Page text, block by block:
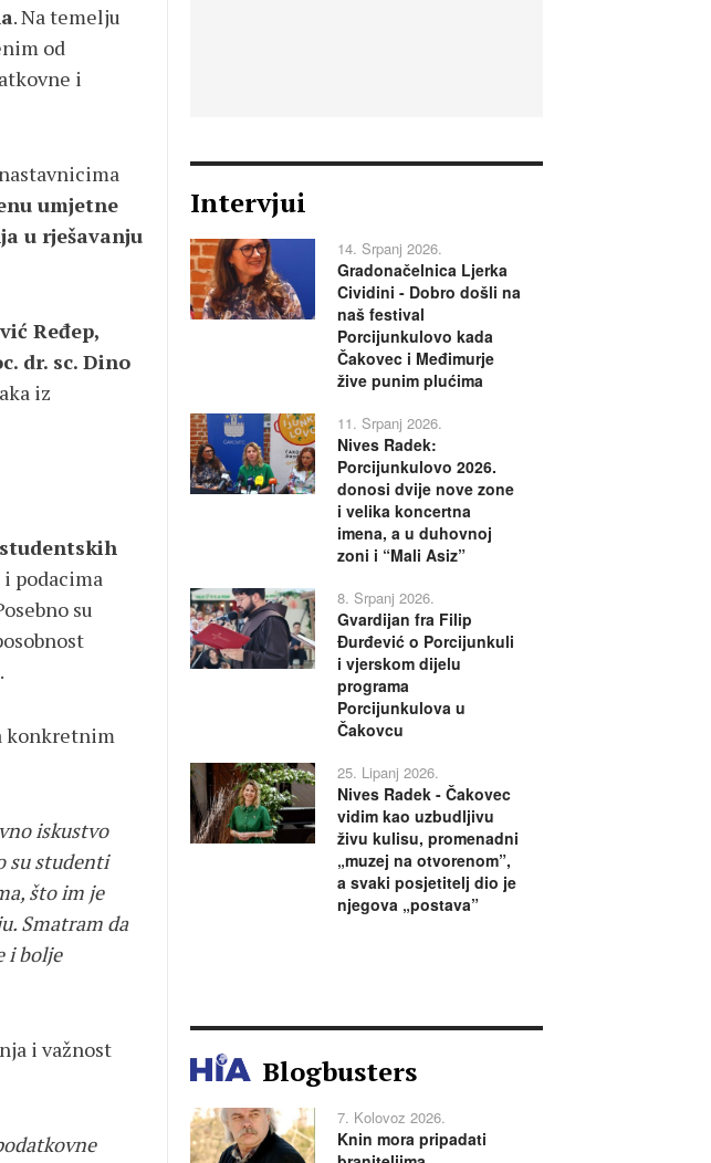
. Na temelju
od
i
umjetne
u rješavanju
Ređep,
dr. sc. Dino
iz
podacima
su
konkretnim
iskustvo
su studenti
što im je
Smatram da
i bolje
i važnost
Intervjui
14. Srpanj 2026.
Gradonačelnica Ljerka
Cividini - Dobro došli na
naš festival
Porcijunkulovo kada
Čakovec i Međimurje
žive punim plućima
11. Srpanj 2026.
Nives Radek:
Porcijunkulovo 2026.
donosi dvije nove zone
i velika koncertna
imena, a u duhovnoj
zoni i “Mali Asiz”
8. Srpanj 2026.
Gvardijan fra Filip
Đurđević o Porcijunkuli
i vjerskom dijelu
programa
Porcijunkulova u
Čakovcu
25. Lipanj 2026.
Nives Radek - Čakovec
vidim kao uzbudljivu
živu kulisu, promenadni
„muzej na otvorenom”,
a svaki posjetitelj dio je
njegova „postava”
Blogbusters
7. Kolovoz 2026.
Knin mora pripadati